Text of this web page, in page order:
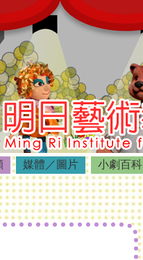
媒體／圖片 小劇百科